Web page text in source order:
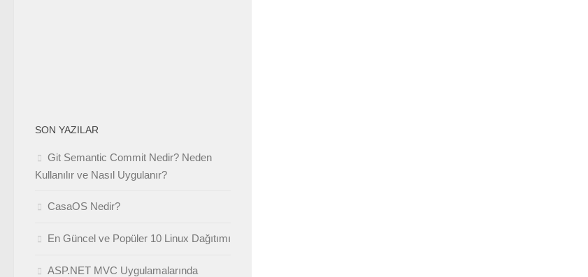
SON YAZILAR
Git Semantic Commit Nedir? Neden
Kullanılır ve Nasıl Uygulanır?
CasaOS Nedir?
En Güncel ve Popüler 10 Linux Dağıtımı
ASP.NET MVC Uygulamalarında